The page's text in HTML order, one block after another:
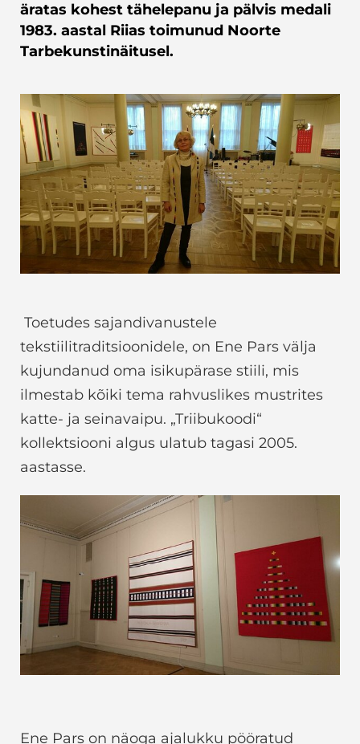
äratas kohest tähelepanu ja pälvis medali
1983. aastal Riias toimunud Noorte
Tarbekunstinäitusel.
Toetudes sajandivanustele
tekstiilitraditsioonidele, on Ene Pars välja
kujundanud oma isikupärase stiili, mis
ilmestab kõiki tema rahvuslikes mustrites
katte- ja seinavaipu. „Triibukoodi“
kollektsiooni algus ulatub tagasi 2005.
aastasse.
Ene Pars on näoga ajalukku pööratud